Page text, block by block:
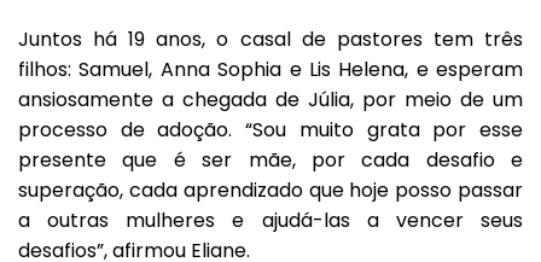
Juntos há 19 anos, o casal de pastores tem três
filhos: Samuel, Anna Sophia e Lis Helena, e esperam
ansiosamente a chegada de Júlia, por meio de um
processo de adoção. “Sou muito grata por esse
presente que é ser mãe, por cada desafio e
superação, cada aprendizado que hoje posso passar
a outras mulheres e ajudá-las a vencer seus
desafios”, afirmou Eliane.